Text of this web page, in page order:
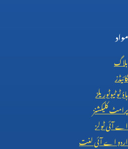
مواد
بلاگ
گائیڈز
ہاؤ ٹو ٹیوٹوریلز
پرامٹ کلیکشنز
اے آئی ٹولز
اردو اے آئی لغت